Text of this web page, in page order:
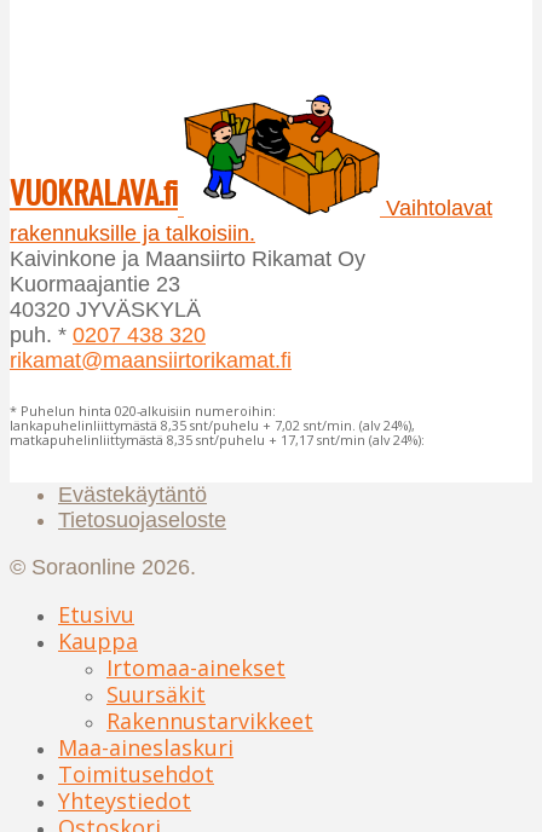
VUOKRALAVA.fi
Vaihtolavat
rakennuksille ja talkoisiin.
Kaivinkone ja Maansiirto Rikamat Oy
Kuormaajantie 23
40320 JYVÄSKYLÄ
puh. * 0207 438 320
rikamat@maansiirtorikamat.fi
* Puhelun hinta 020-alkuisiin numeroihin:
lankapuhelinliittymästä 8,35 snt/puhelu + 7,02 snt/min. (alv 24%),
matkapuhelinliittymästä 8,35 snt/puhelu + 17,17 snt/min (alv 24%):
Evästekäytäntö
Tietosuojaseloste
© Soraonline 2026.
Etusivu
Kauppa
Irtomaa-ainekset
Suursäkit
Rakennustarvikkeet
Maa-aineslaskuri
Toimitusehdot
Yhteystiedot